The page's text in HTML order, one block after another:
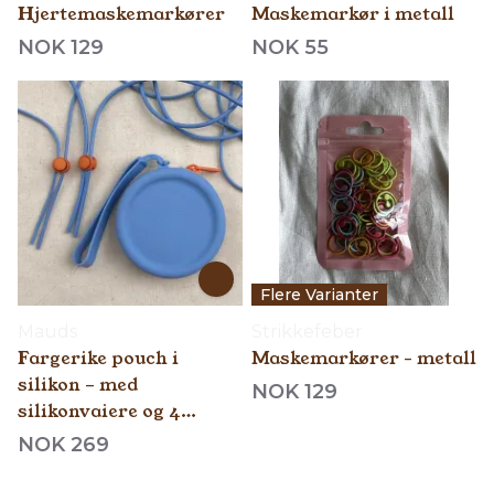
Hjertemaskemarkører
NOK 129
Maskemarkør i metall
NOK 55
Fargerike pouch i
silikon – med
silikonvaiere og 4
vaierlåser
NOK 269
Flere Varianter
Maskemarkører - metall
NOK 129